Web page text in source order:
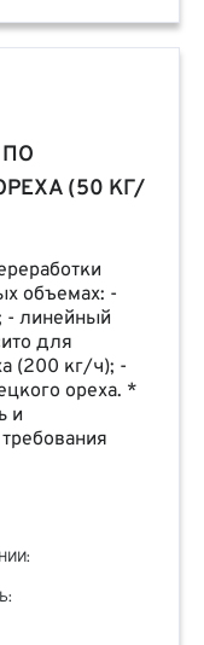
(50 КГ/
объемах: -
линейный
для
(200 кг/ч); -
ореха. *
и